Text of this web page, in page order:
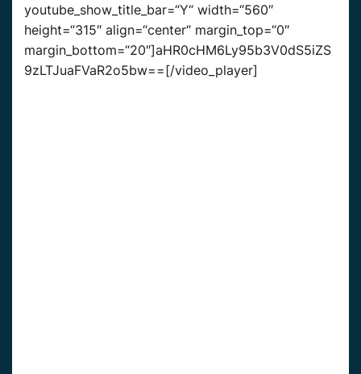
youtube_show_title_bar=“Y“ width=“560″
height=“315″ align=“center“ margin_top=“0″
margin_bottom=“20″]aHR0cHM6Ly95b3V0dS5iZS
9zLTJuaFVaR2o5bw==[/video_player]